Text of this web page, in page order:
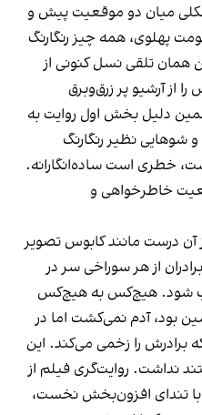
میان دو موقعیت پیش و
پهلوی، همه ‌چیز رنگارنگ
تلقی نسل کنونی از
از آرشیو پر زرق‌وبرق
دلیل بخش اول روایت به‌
شوهایی نظیر رنگارنگ
خطری است ساده‌انگارانه.
خاطرخواهی و
آن درست مانند کابوس تصویر
از هر سوراخی سر در
شود. هیچ‌کس به هیچ‌کس
بود، آدم نمی‌کشت اما در
برادرش را زخمی می‌کند. این
نداشت. روایت‌گری فیلم از
تندای افزون‌بخش نخست،